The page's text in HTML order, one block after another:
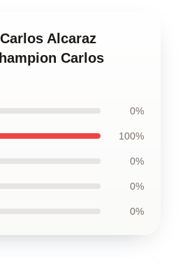
Alcaraz
Carlos
0%
100%
0%
0%
0%